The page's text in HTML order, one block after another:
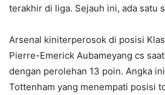
terakhir di liga. Sejauh ini, ada satu
Arsenal kiniterperosok di posisi
Pierre-Emerick Aubameyang cs
dengan perolehan 13 poin. Angka
Tottenham yang menempati posisi